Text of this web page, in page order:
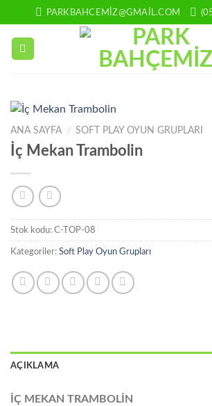
atla
PARKBAHCEMIZ@GMAIL.COM
ANA SAYFA / SOFT PLAY OYUN GRUPLARI
İç Mekan Trambolin
Stok kodu: C-TOP-08
Kategoriler: Soft Play Oyun Grupları
AÇIKLAMA
İÇ MEKAN TRAMBOLİN